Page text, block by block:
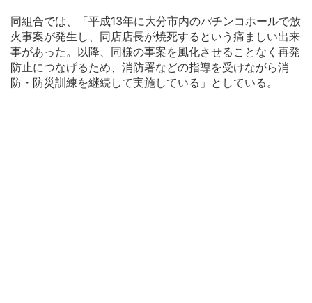
同組合では、「平成13年に大分市内のパチンコホールで放
火事案が発生し、同店店長が焼死するという痛ましい出来
事があった。以降、同様の事案を風化させることなく再発
防止につなげるため、消防署などの指導を受けながら消
防・防災訓練を継続して実施している」としている。